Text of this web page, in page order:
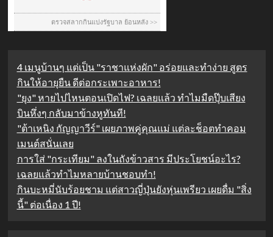
4 เมนูบ้านๆ แต่เป็น "ราชาแห่งผัก" อร่อยและทำง่าย สูตร
กินให้อายุยืน ดีต่อกระเพาะอาหาร!
"ยุง" หายไปไหนตอนเปิดไฟ? เฉลยแล้ว ทำไมมืดปุ๊บเสียง
บินหึ่งๆ กลับมาข้างหูทันที!
"ต้าเหนิง กัญญาวีร์" เผยภาพคู่คุณแม่ แต่ละช็อตทำคอม
เมนต์สนั่นเลย
การใส่ "กระเทียม" ลงในถังข้าวสาร มีประโยชน์อะไร?
เฉลยแล้วทำไมหลายบ้านชอบทำ!
กินบะหมี่นับร้อยชาม แต่สาวญี่ปุ่นยังหุ่นเพรียว เผยดื่ม "สิ่ง
นี้" ต่อเนื่อง 1 ปี!